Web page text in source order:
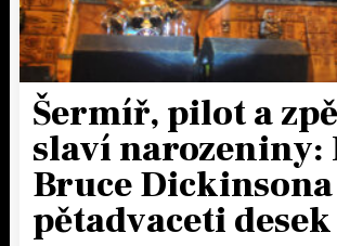
Šermíř, pilot a
slaví narozeniny:
Bruce
pětadvaceti desek